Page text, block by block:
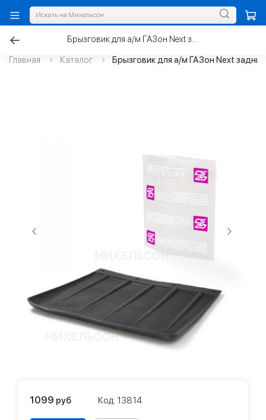
Главная Каталог Брызговик для а/м ГАЗон Next задний
1099 руб Код: 13814